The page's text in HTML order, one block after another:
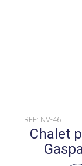
REF: NV-46
Chalet